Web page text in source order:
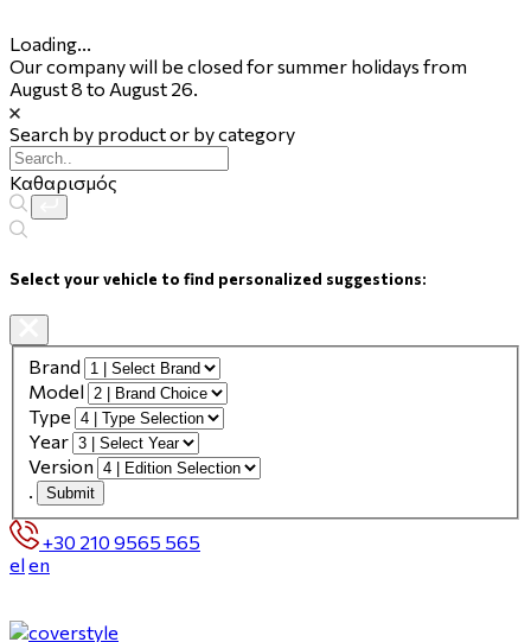
Loading...
Our company will be closed for summer holidays from
August 8 to August 26.
Search by product or by category
Καθαρισμός
Select your vehicle to find personalized suggestions:
Brand
Model
Type
Year
Version
.
Submit
+30 210 9565 565
elen